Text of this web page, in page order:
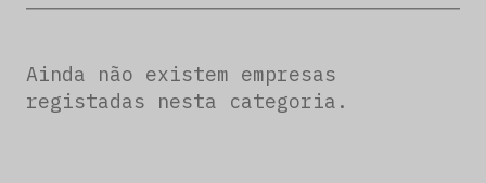
Ainda não existem empresas
registadas nesta categoria.